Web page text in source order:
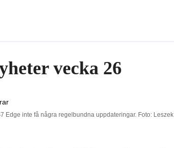
vecka 26
Edge inte få några regelbundna uppdateringar. Foto: Leszek